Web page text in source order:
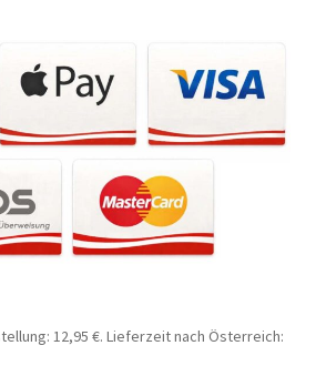
12,95 €. Lieferzeit nach Österreich: